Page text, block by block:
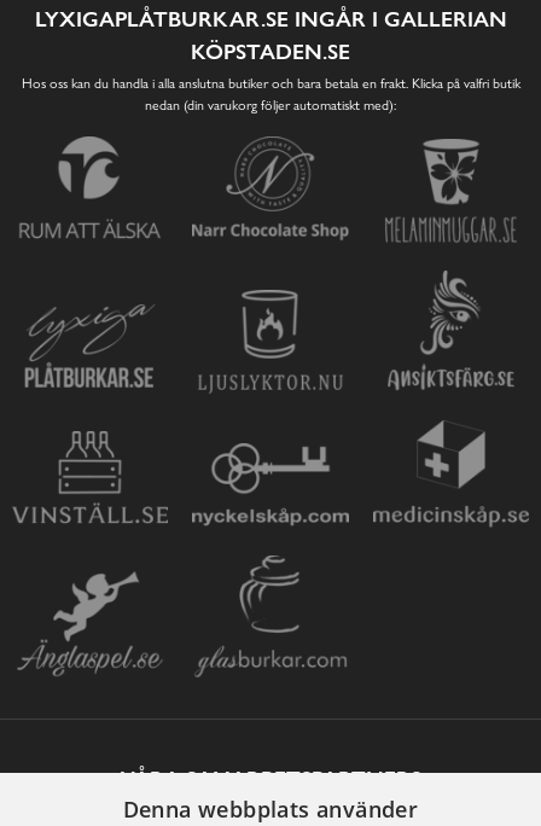
LYXIGAPLÅTBURKAR.SE INGÅR I GALLERIAN
KÖPSTADEN.SE
Hos oss kan du handla i alla anslutna butiker och bara betala en frakt. Klicka på valfri butik
nedan (din varukorg följer automatiskt med):
VÅRA SAMARBETSPARTNERS
Denna webbplats använder